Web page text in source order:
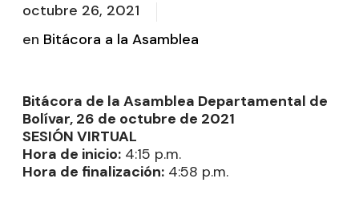
octubre 26, 2021
en Bitácora a la Asamblea
Bitácora de la Asamblea Departamental de
Bolívar, 26 de octubre de 2021
SESIÓN VIRTUAL
Hora de inicio: 4:15 p.m.
Hora de finalización: 4:58 p.m.